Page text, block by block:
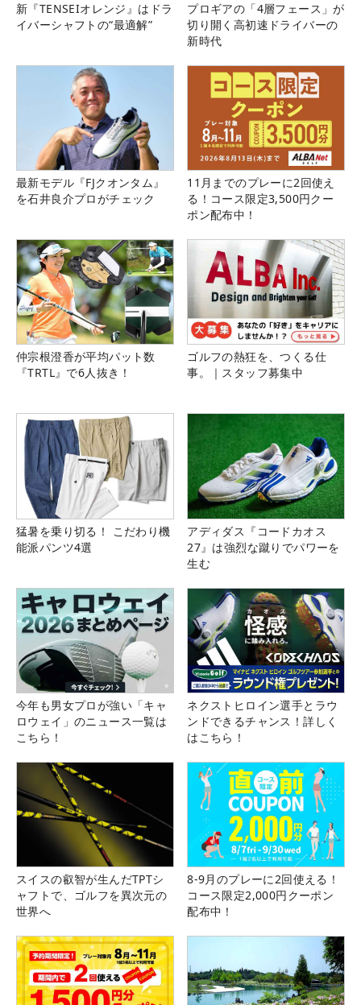
新『TENSEIオレンジ』はドラ
イバーシャフトの“最適解”
プロギアの「4層フェース」が
切り開く高初速ドライバーの
新時代
最新モデル『FJクオンタム』
を石井良介プロがチェック
11月までのプレーに2回使え
る！コース限定3,500円クー
ポン配布中！
仲宗根澄香が平均パット数
『TRTL』で6人抜き！
ゴルフの熱狂を、つくる仕
事。｜スタッフ募集中
猛暑を乗り切る！ こだわり機
能派パンツ4選
アディダス『コードカオス
27』は強烈な蹴りでパワーを
生む
今年も男女プロが強い「キャ
ロウェイ」のニュース一覧は
こちら！
ネクストヒロイン選手とラウ
ンドできるチャンス！詳しく
はこちら！
スイスの叡智が生んだTPTシ
ャフトで、ゴルフを異次元の
世界へ
8-9月のプレーに2回使える！
コース限定2,000円クーポン
配布中！